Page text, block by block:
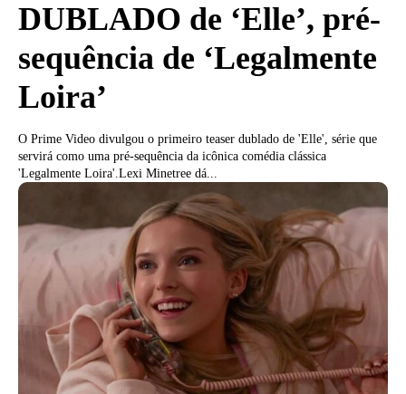
DUBLADO de ‘Elle’, pré-
sequência de ‘Legalmente
Loira’
O Prime Video divulgou o primeiro teaser dublado de 'Elle', série que
servirá como uma pré-sequência da icônica comédia clássica
'Legalmente Loira'.Lexi Minetree dá...